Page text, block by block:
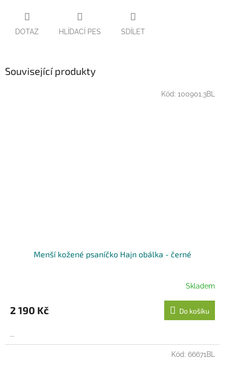
DOTAZ HLÍDACÍ PES SDÍLET
Související produkty
Menší kožené psaníčko Hajn obálka - černé
Skladem
2 190 Kč Do košíku
...
Kód: 100901.3BL
Kód: 66671BL